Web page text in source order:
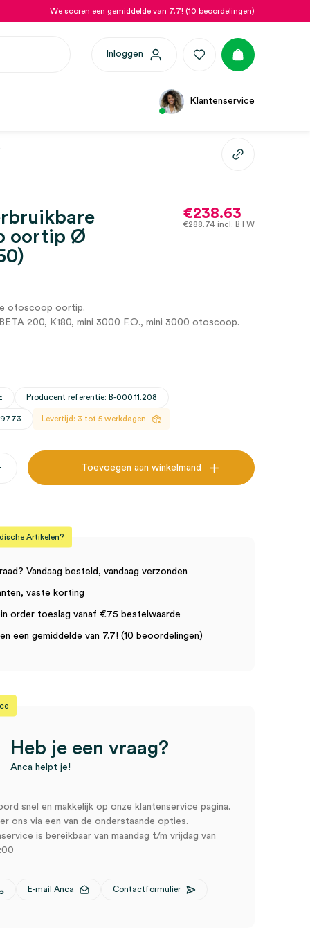
We scoren een gemiddelde van 7.7! (10 beoordelingen)
Inloggen
Klantenservice
oortip Ø
€238.63
€288.74 incl. BTW
otoscoop oortip.
200, K180, mini 3000 F.O., mini 3000 otoscoop.
Producent referentie: B-000.11.208
Levertijd: 3 tot 5 werkdagen
Toevoegen aan winkelmand
Artikelen?
Vandaag besteld, vandaag verzonden
vaste korting
order toeslag vanaf €75 bestelwaarde
een gemiddelde van 7.7! (10 beoordelingen)
Heb je een vraag?
Anca helpt je!
snel en makkelijk op onze klantenservice pagina.
ons via een van de onderstaande opties.
is bereikbaar van maandag t/m vrijdag van
E-mail Anca Contactformulier